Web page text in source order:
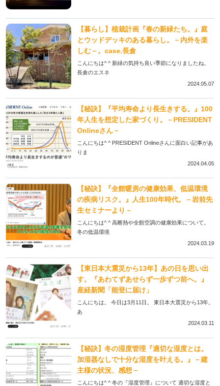
【暮らし】植栽計画『春の新緑たち。』庭
とウッドデッキのある暮らし。－内外を楽
しむ－。case.長倉
こんにちは^ ^ 新緑の気持ち良い季節になりましたね。
長倉のエスネ
2024.05.07
【秘訣】『平均寿命より長生きする。』100
年人生を想定した家づくり。－PRESIDENT
Onlineさん－
こんにちは^ ^ PRESIDENT Onlineさんに面白い記事があ
りま
2024.04.05
【秘訣】『全館暖房の健康効果、低温環境
の疾病リスク。』人生100年時代。－岩前先
生セミナーより－
こんにちは^ ^ 高断熱や全館空調の健康効果について。
冬の低温環境
2024.03.19
【東日本大震災から13年】あの日を思い出
す。『あわてずあせらず一歩ずつ前へ。』
産経新聞「能登に届け」
こんにちは。 今日は3月11日。 東日本大震災から13年。
あ
2024.03.11
【秘訣】冬の湿度管理『適切な湿度とは。
加湿器なしで十分な湿度を叶える。』－建
主様の状況、感想－
こんにちは^ ^ 冬の『湿度管理』について 適切な湿度と